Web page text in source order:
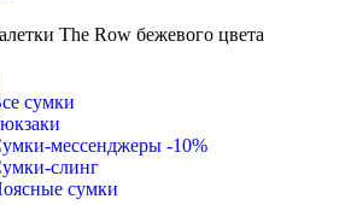
сумки
мессенджеры -10%
слинг
сумки